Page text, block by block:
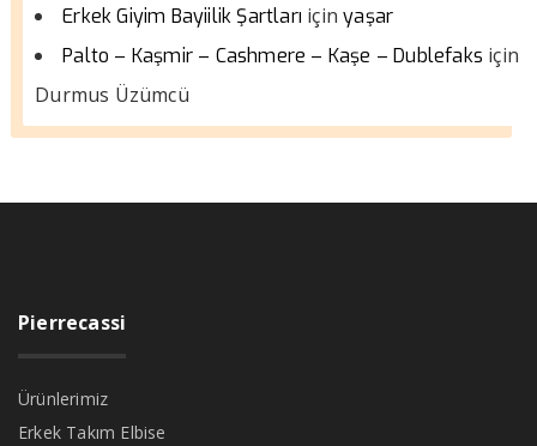
Erkek Giyim Bayiilik Şartları içinyaşar
Palto – Kaşmir – Cashmere – Kaşe – Dublefaks için
Durmus Üzümcü
Pierrecassi
Ürünlerimiz
Erkek Takım Elbise